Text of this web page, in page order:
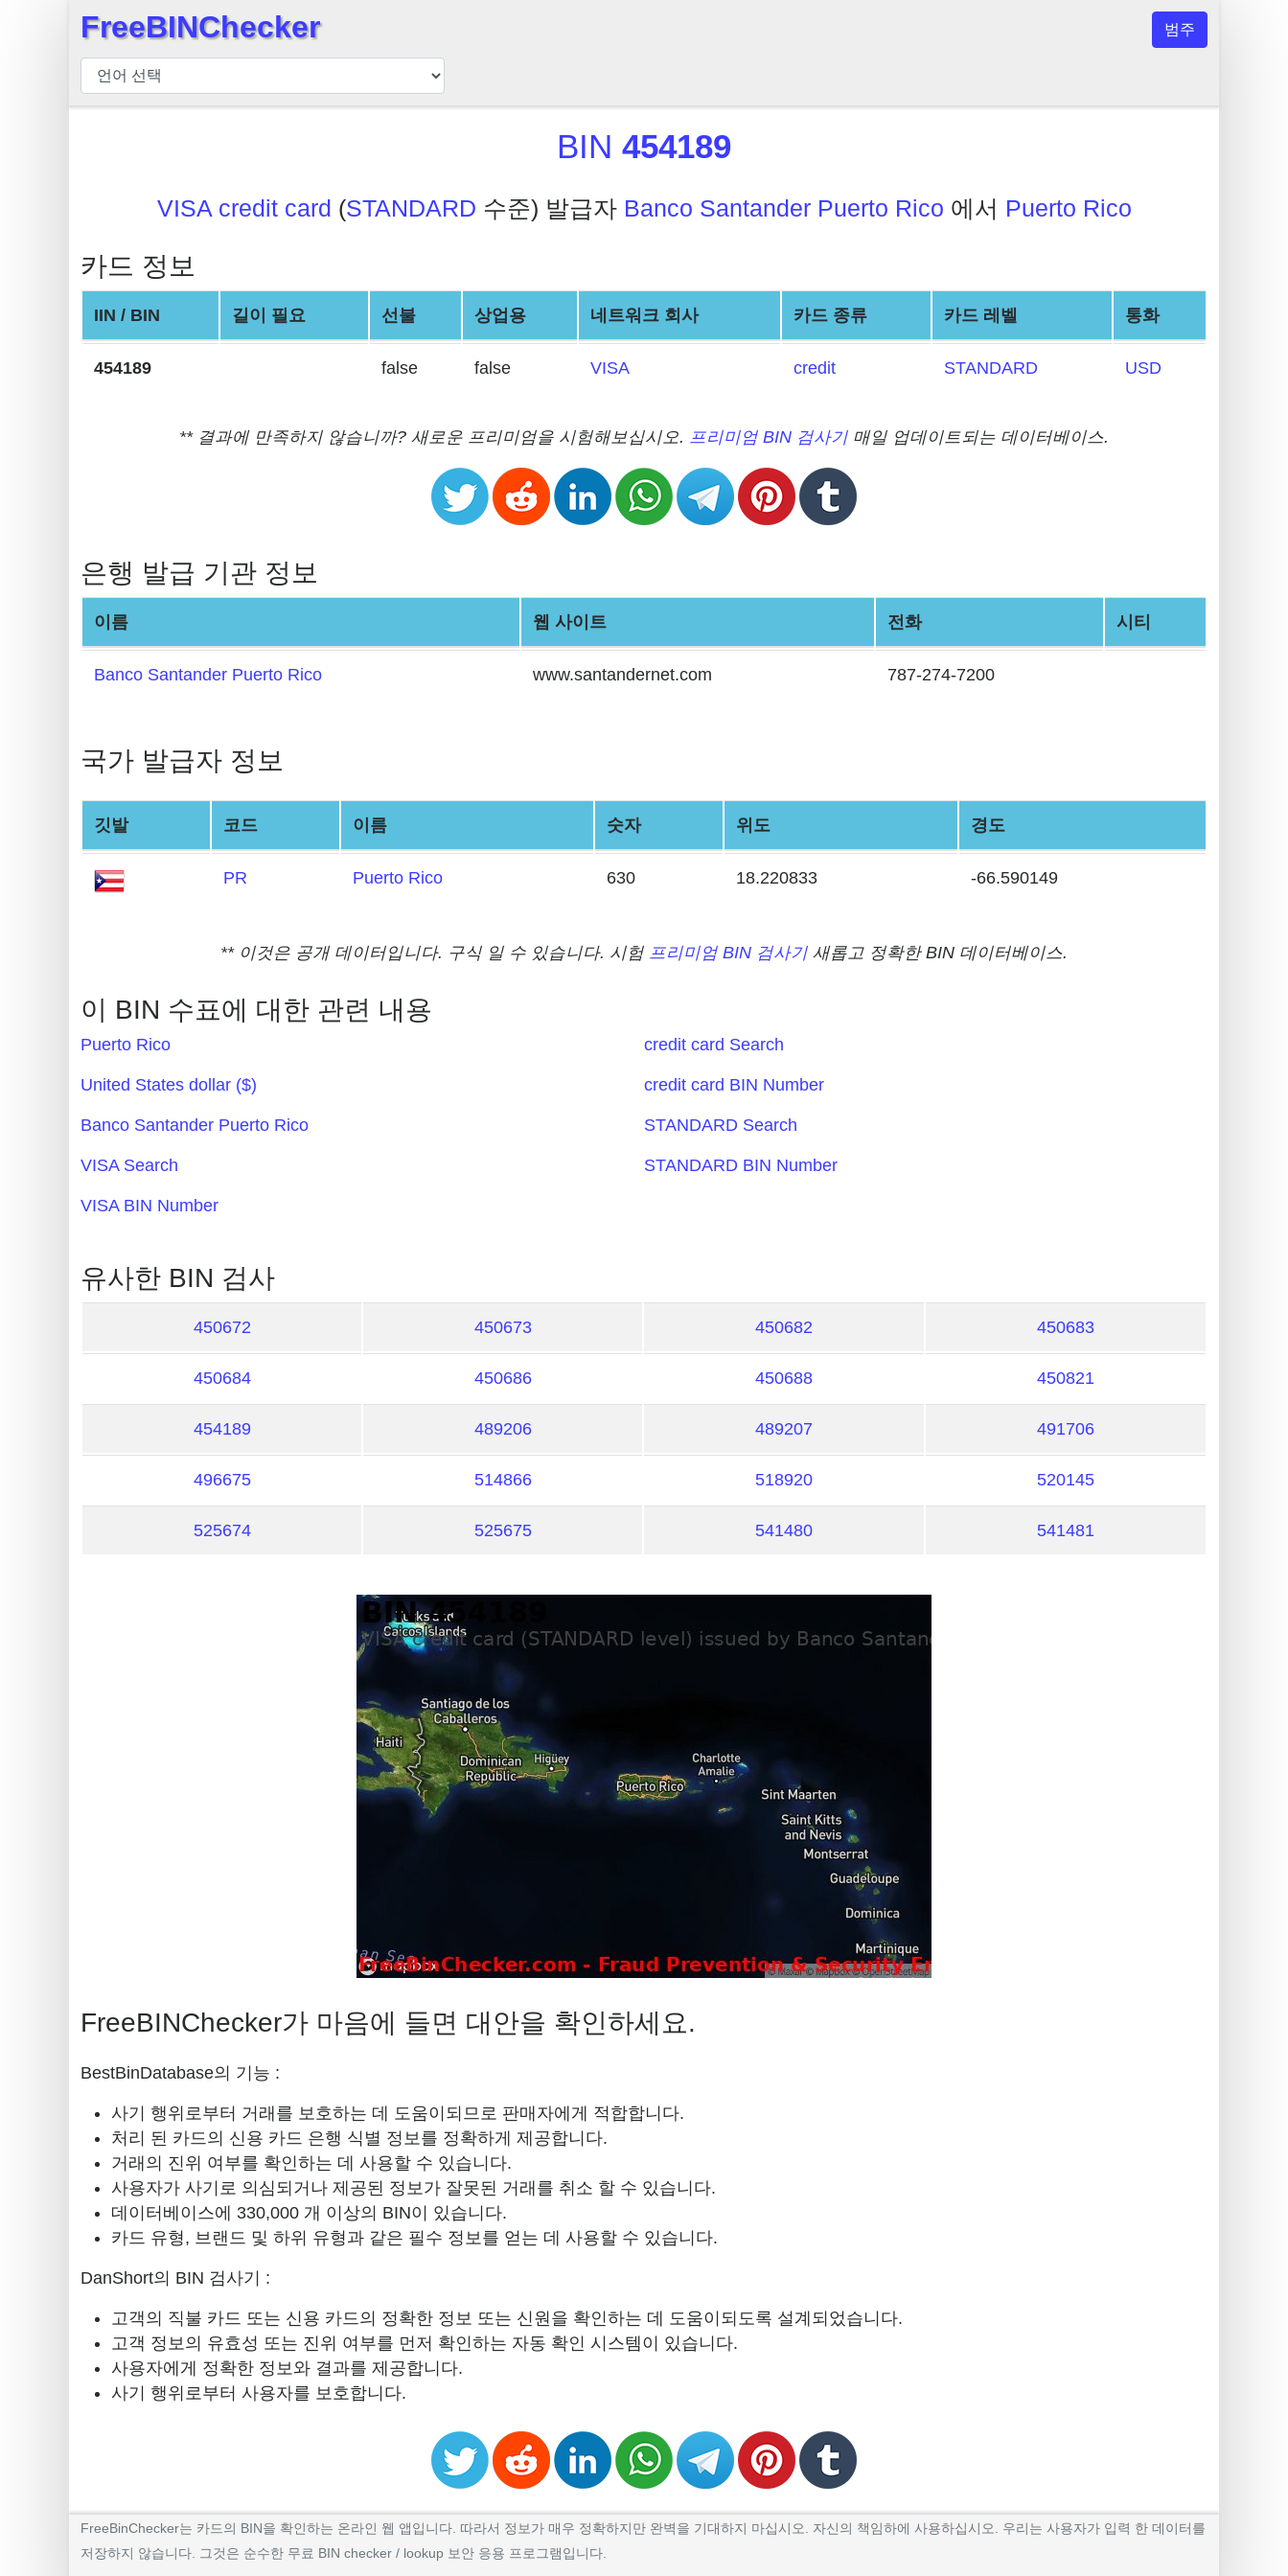
BIN
검
BIN
번
호
BIN
API
Generator
CC
Generator
from
Banks
Validator
Credit
Card
Generator
Random
Generate
Credit
Card
from
BIN
Credit
Card
Service
What
is
Lookup
FreeBINChecker 범주
BIN 454189
VISA credit card (STANDARD 수준) 발급자 Banco Santander Puerto Rico 에서 Puerto Rico
카드 정보
IIN / BIN 길이 필요 선불 상업용 네트워크 회사 카드 종류 카드 레벨 통화
454189 false false VISA credit STANDARD USD
** 결과에 만족하지 않습니까? 새로운 프리미엄을 시험해보십시오. 프리미엄 BIN 검사기 매일 업데이트되는 데이터베이스.
은행 발급 기관 정보
이름 웹 사이트 전화 시티
Banco Santander Puerto Rico www.santandernet.com 787-274-7200
국가 발급자 정보
깃발 코드 이름 숫자 위도 경도
PR Puerto Rico 630 18.220833 -66.590149
** 이것은 공개 데이터입니다. 구식 일 수 있습니다. 시험 프리미엄 BIN 검사기 새롭고 정확한 BIN 데이터베이스.
이 BIN 수표에 대한 관련 내용
Puerto Rico
United States dollar ($)
Banco Santander Puerto Rico
VISA Search
VISA BIN Number
credit card Search
credit card BIN Number
STANDARD Search
STANDARD BIN Number
유사한 BIN 검사
450672 450673 450682 450683
450684 450686 450688 450821
454189 489206 489207 491706
496675 514866 518920 520145
525674 525675 541480 541481
FreeBINChecker가 마음에 들면 대안을 확인하세요.
BestBinDatabase의 기능 :
사기 행위로부터 거래를 보호하는 데 도움이되므로 판매자에게 적합합니다.
처리 된 카드의 신용 카드 은행 식별 정보를 정확하게 제공합니다.
거래의 진위 여부를 확인하는 데 사용할 수 있습니다.
사용자가 사기로 의심되거나 제공된 정보가 잘못된 거래를 취소 할 수 있습니다.
데이터베이스에 330,000 개 이상의 BIN이 있습니다.
카드 유형, 브랜드 및 하위 유형과 같은 필수 정보를 얻는 데 사용할 수 있습니다.
DanShort의 BIN 검사기 :
고객의 직불 카드 또는 신용 카드의 정확한 정보 또는 신원을 확인하는 데 도움이되도록 설계되었습니다.
고객 정보의 유효성 또는 진위 여부를 먼저 확인하는 자동 확인 시스템이 있습니다.
사용자에게 정확한 정보와 결과를 제공합니다.
사기 행위로부터 사용자를 보호합니다.
FreeBinChecker는 카드의 BIN을 확인하는 온라인 웹 앱입니다. 따라서 정보가 매우 정확하지만 완벽을 기대하지 마십시오. 자신의 책임하에 사용하십시오. 우리는 사용자가 입력 한 데이터를
저장하지 않습니다. 그것은 순수한 무료 BIN checker / lookup 보안 응용 프로그램입니다.